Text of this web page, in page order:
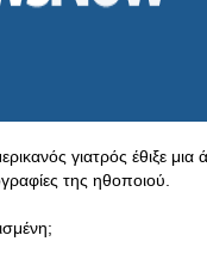
γιατρός έθιξε μια
της ηθοποιού.